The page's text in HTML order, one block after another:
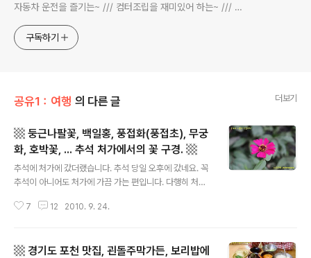
자동차 운전을 즐기는~ /// 컴터조립을 재미있어 하는~ /// 고
식하는 미드가 있는~ /// 사회적 이슈에 발언하는~ 不老巨
구독하기
공유1：여행 의 다른 글 더보기
▩ 둥근나팔꽃, 백일홍, 풍접화(풍접초), 무궁
화, 호박꽃, ... 추석 처가에서의 꽃 구경. ▩
추석에 처가에 갔더랬습니다. 추석 당일 오후에 갔네요. 꼭
추석이 아니어도 처가에 가끔 가는 편입니다. 다행히 처가
오후 서너시 되면 처가로 건너가는 것이 보통입니다. 최근
꽃밭도 있습니다. 장인 어른과 장모님이, 때 되면 (그리고
7 12 2010. 9. 24.
▩ 경기도 포천 맛집, 괸돌주막가든, 보리밥에